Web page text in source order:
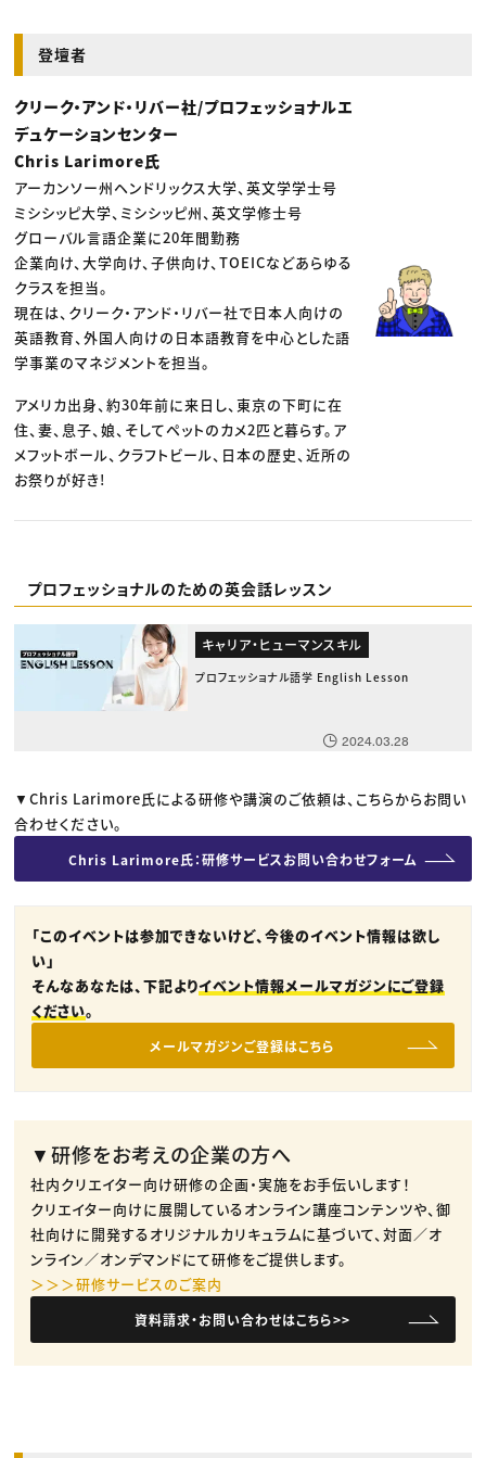
登壇者
クリーク・アンド・リバー社/プロフェッショナルエ
デュケーションセンター
Chris Larimore氏
アーカンソー州ヘンドリックス大学、英文学学士号
ミシシッピ大学、ミシシッピ州、英文学修士号
グローバル言語企業に20年間勤務
企業向け、大学向け、子供向け、TOEICなどあらゆる
クラスを担当。
現在は、クリーク・アンド・リバー社で日本人向けの
英語教育、外国人向けの日本語教育を中心とした語
学事業のマネジメントを担当。
アメリカ出身、約30年前に来日し、東京の下町に在
住、妻、息子、娘、そしてペットのカメ2匹と暮らす。ア
メフットボール、クラフトビール、日本の歴史、近所の
お祭りが好き!
プロフェッショナルのための英会話レッスン
キャリア・ヒューマンスキル
プロフェッショナル語学 English Lesson
2024.03.28
▼Chris Larimore氏による研修や講演のご依頼は、こちらからお問い
合わせください。
Chris Larimore氏：研修サービスお問い合わせフォーム
「このイベントは参加できないけど、今後のイベント情報は欲し
い」
そんなあなたは、下記よりイベント情報メールマガジンにご登録
ください。
メールマガジンご登録はこちら
▼研修をお考えの企業の方へ
社内クリエイター向け研修の企画・実施をお手伝いします！
クリエイター向けに展開しているオンライン講座コンテンツや、御
社向けに開発するオリジナルカリキュラムに基づいて、対面／オ
ンライン／オンデマンドにて研修をご提供します。
＞＞＞研修サービスのご案内
資料請求・お問い合わせはこちら>>